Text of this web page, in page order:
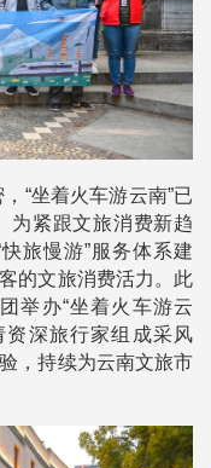
“坐着火车游云南”已
为紧跟文旅消费新趋
旅慢游”服务体系建
的文旅消费活力。此
举办“坐着火车游云
资深旅行家组成采风
，持续为云南文旅市